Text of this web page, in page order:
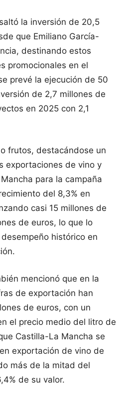
la inversión de 20,5
que Emiliano García-
destinando estos
promocionales en el
prevé la ejecución de 50
de 2,7 millones de
en 2025 con 2,1
frutos, destacándose un
exportaciones de vino y
para la campaña
del 8,3% en
casi 15 millones de
de euros, lo que lo
histórico en
mencionó que en la
de exportación han
de euros, con un
el precio medio del litro de
Castilla-La Mancha se
exportación de vino de
más de la mitad del
de su valor.